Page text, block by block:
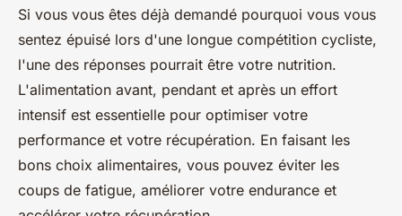
Quelles sont les stratégies
nutritionnelles pour éviter les
coups de fatigue lors de
longues compétitions cyclistes
?
Si vous vous êtes déjà demandé pourquoi vous vous
sentez épuisé lors d'une longue compétition cycliste,
l'une des réponses pourrait être votre nutrition.
L'alimentation avant, pendant et après un effort
intensif est essentielle pour optimiser votre
performance et votre récupération. En faisant les
bons choix alimentaires, vous pouvez éviter les
coups de fatigue, améliorer votre endurance et